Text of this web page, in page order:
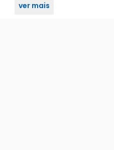
ver mais